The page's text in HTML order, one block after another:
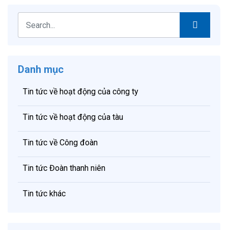
Danh mục
Tin tức về hoạt động của công ty
Tin tức về hoạt động của tàu
Tin tức về Công đoàn
Tin tức Đoàn thanh niên
Tin tức khác